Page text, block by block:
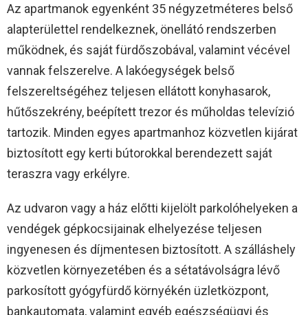
Az apartmanok egyenként 35 négyzetméteres belső
alapterülettel rendelkeznek, önellátó rendszerben
működnek, és saját fürdőszobával, valamint vécével
vannak felszerelve. A lakóegységek belső
felszereltségéhez teljesen ellátott konyhasarok,
hűtőszekrény, beépített trezor és műholdas televízió
tartozik. Minden egyes apartmanhoz közvetlen kijárat
biztosított egy kerti bútorokkal berendezett saját
teraszra vagy erkélyre.
Az udvaron vagy a ház előtti kijelölt parkolóhelyeken a
vendégek gépkocsijainak elhelyezése teljesen
ingyenesen és díjmentesen biztosított. A szálláshely
közvetlen környezetében és a sétatávolságra lévő
parkosított gyógyfürdő környékén üzletközpont,
bankautomata, valamint egyéb egészségügyi és